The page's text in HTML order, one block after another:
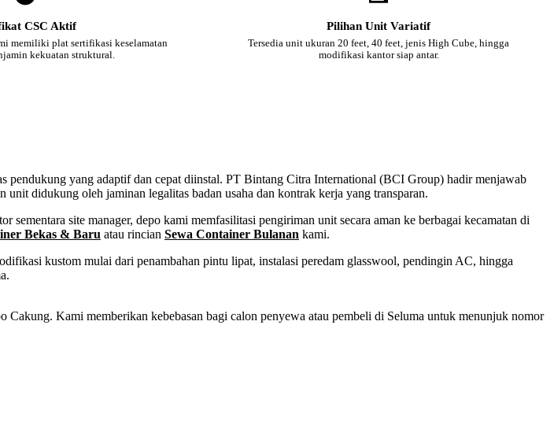
CSC Aktif
memiliki plat sertifikasi keselamatan
kekuatan struktural.
Pilihan Unit Variatif
Tersedia unit ukuran 20 feet, 40 feet, jenis High Cube, hingga
modifikasi kantor siap antar.
yang adaptif dan cepat diinstal. PT Bintang Citra International (BCI Group) hadir menjawab
didukung oleh jaminan legalitas badan usaha dan kontrak kerja yang transparan.
site manager, depo kami memfasilitasi pengiriman unit secara aman ke berbagai kecamatan di
Bekas & Baru atau rincian Sewa Container Bulanan kami.
kustom mulai dari penambahan pintu lipat, instalasi peredam glasswool, pendingin AC, hingga
Kami memberikan kebebasan bagi calon penyewa atau pembeli di Seluma untuk menunjuk nomor